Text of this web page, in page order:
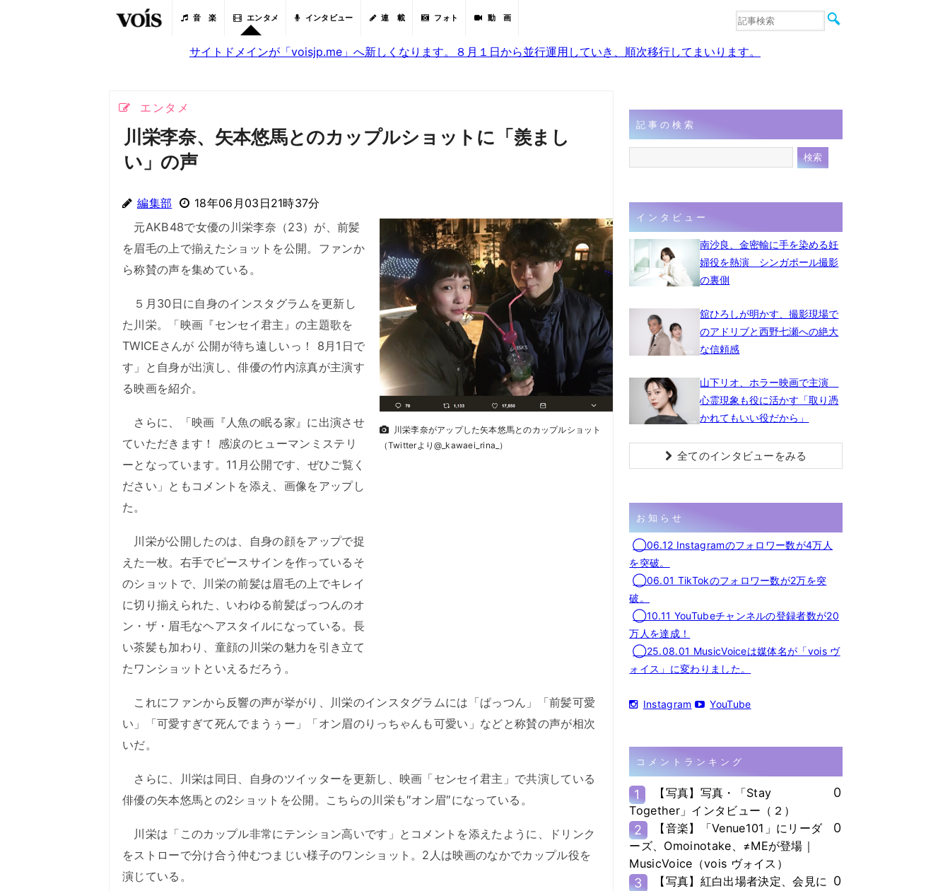
音 楽 エンタメ インタビュー 連 載 フォト 動 画
音楽
サイトドメインが「voisjp.me」へ新しくなります。８月１日から並行運用していき、順次移行してまいります。
エンタメ
川栄李奈、矢本悠馬とのカップルショットに「羨まし
い」の声
編集部 18年06月03日21時37分
川栄李奈がアップした矢本悠馬とのカップルショット
（Twitterより@_kawaei_rina_）
元AKB48で女優の川栄李奈（23）が、前髪
を眉毛の上で揃えたショットを公開。ファンか
ら称賛の声を集めている。
５月30日に自身のインスタグラムを更新し
た川栄。「映画『センセイ君主』の主題歌を
TWICEさんが 公開が待ち遠しいっ！ 8月1日で
す」と自身が出演し、俳優の竹内涼真が主演す
る映画を紹介。
さらに、「映画『人魚の眠る家』に出演させ
ていただきます！ 感涙のヒューマンミステリ
ーとなっています。11月公開です、ぜひご覧く
ださい」ともコメントを添え、画像をアップし
た。
川栄が公開したのは、自身の顔をアップで捉
えた一枚。右手でピースサインを作っているそ
のショットで、川栄の前髪は眉毛の上でキレイ
に切り揃えられた、いわゆる前髪ぱっつんのオ
ン・ザ・眉毛なヘアスタイルになっている。長
い茶髪も加わり、童顔の川栄の魅力を引き立て
たワンショットといえるだろう。
これにファンから反響の声が挙がり、川栄のインスタグラムには「ぱっつん」「前髪可愛
い」「可愛すぎて死んでまうぅー」「オン眉のりっちゃんも可愛い」などと称賛の声が相次
いだ。
さらに、川栄は同日、自身のツイッターを更新し、映画「センセイ君主」で共演している
俳優の矢本悠馬との2ショットを公開。こちらの川栄も″オン眉″になっている。
川栄は「このカップル非常にテンション高いです」とコメントを添えたように、ドリンク
をストローで分け合う仲むつまじい様子のワンショット。2人は映画のなかでカップル役を
演じている。
記事の検索
インタビュー
南沙良、金密輸に手を染める妊
婦役を熱演 シンガポール撮影
の裏側
舘ひろしが明かす、撮影現場で
のアドリブと西野七瀬への絶大
な信頼感
山下リオ、ホラー映画で主演
心霊現象も役に活かす「取り憑
かれてもいい役だから」
全てのインタビューをみる
お知らせ
◯06.12 Instagramのフォロワー数が4万人
を突破。
◯06.01 TikTokのフォロワー数が2万を突
破。
◯10.11 YouTubeチャンネルの登録者数が20
万人を達成！
◯25.08.01 MusicVoiceは媒体名が「vois ヴ
ォイス」に変わりました。
Instagram YouTube
コメントランキング
1
【写真】写真・「Stay
Together」インタビュー（２）
0
2
【音楽】「Venue101」にリーダ
ーズ、Omoinotake、≠MEが登場｜
MusicVoice（vois ヴォイス）
0
3
【写真】紅白出場者決定、会見に 0